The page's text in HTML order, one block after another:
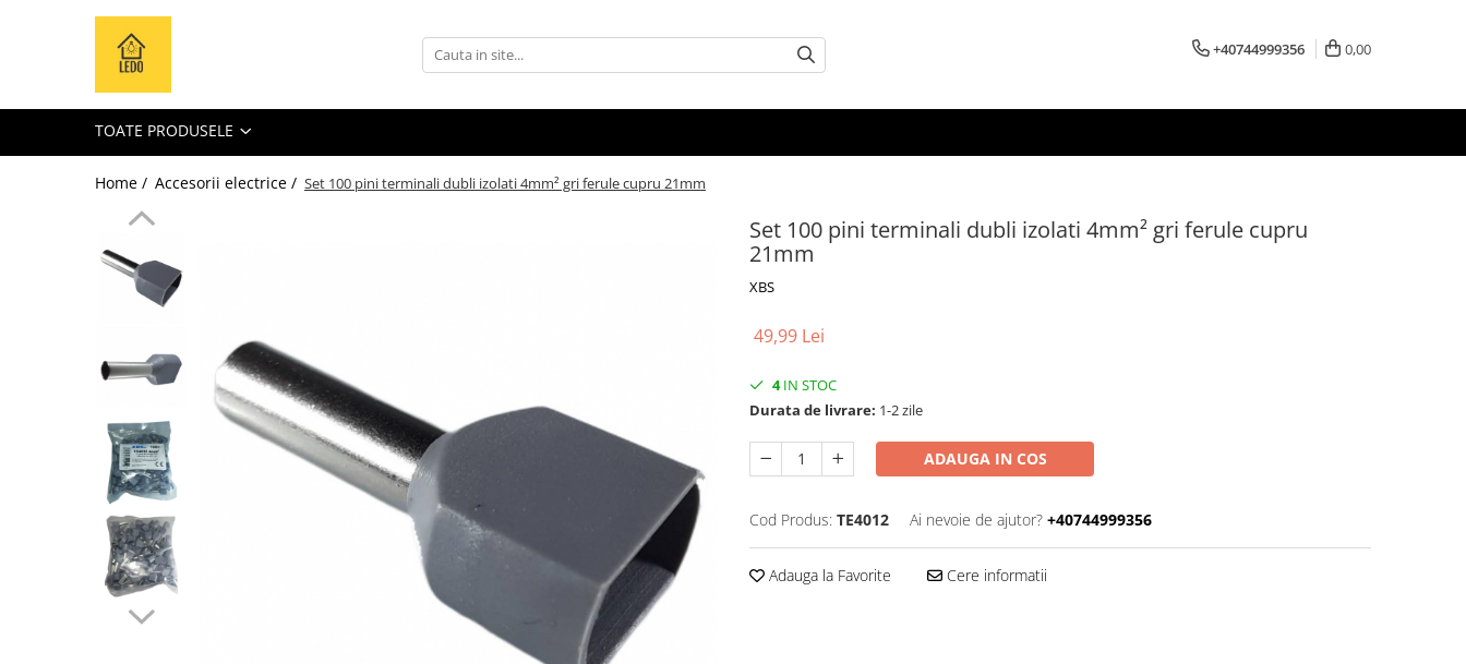
Toate Produsele
Tuburi LED
Tablouri electrice
Dulapuri metalice
Tablouri din plastic
Tablouri organizare de santier
Accesorii tablouri electrice
Sigurante automate
Sigurante fuzibile
Contactoare si relee
Intrerupatoare pentru tablouri
Alte aparataje
+40744999356 0,00
TOATE PRODUSELE
Home / Accesorii electrice / Set 100 pini terminali dubli izolati 4mm² gri ferule cupru 21mm
Set 100 pini terminali dubli izolati 4mm² gri ferule cupru
21mm
XBS
49,99 Lei
4IN STOC
Durata de livrare: 1-2 zile
ADAUGA IN COS
Cod Produs: TE4012 Ai nevoie de ajutor? +40744999356
Adauga la Favorite Cere informatii